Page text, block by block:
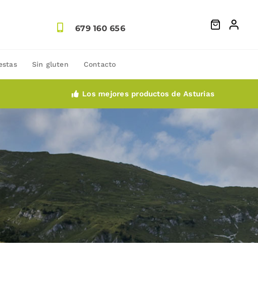
679 160 656
Sin gluten Contacto
Los mejores productos de Asturias